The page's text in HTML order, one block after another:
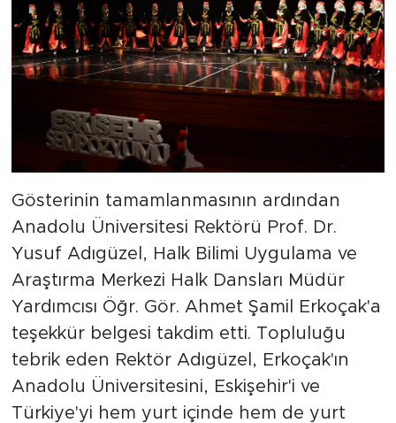
Gösterinin tamamlanmasının ardından
Anadolu Üniversitesi Rektörü Prof. Dr.
Yusuf Adıgüzel, Halk Bilimi Uygulama ve
Araştırma Merkezi Halk Dansları Müdür
Yardımcısı Öğr. Gör. Ahmet Şamil Erkoçak'a
teşekkür belgesi takdim etti. Topluluğu
tebrik eden Rektör Adıgüzel, Erkoçak'ın
Anadolu Üniversitesini, Eskişehir'i ve
Türkiye'yi hem yurt içinde hem de yurt